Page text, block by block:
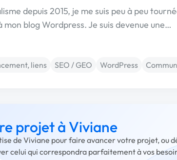
depuis 2015, je me suis peu à peu
blog Wordpress. Je suis devenue une…
liens SEO / GEO WordPress
projet à Viviane
de Viviane pour faire avancer votre projet, ou
celui qui correspondra parfaitement à vos